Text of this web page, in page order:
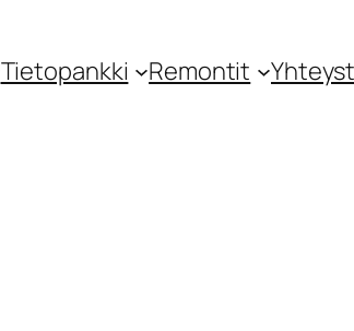
Tietopankki Remontit